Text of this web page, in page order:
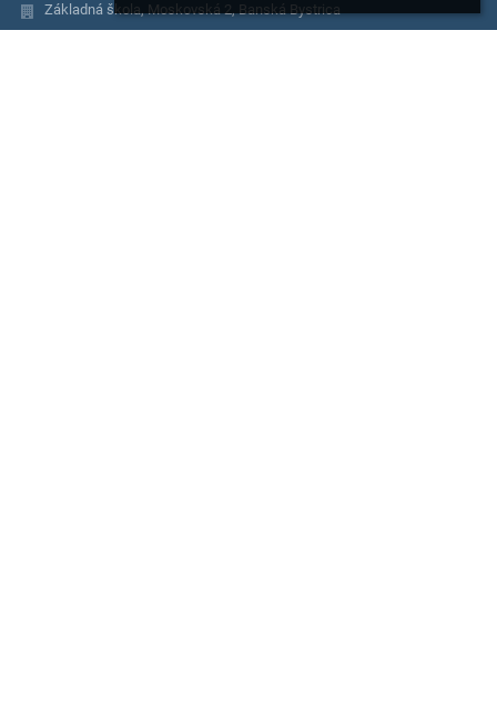
Základná škola, Moskovská 2, Banská Bystrica